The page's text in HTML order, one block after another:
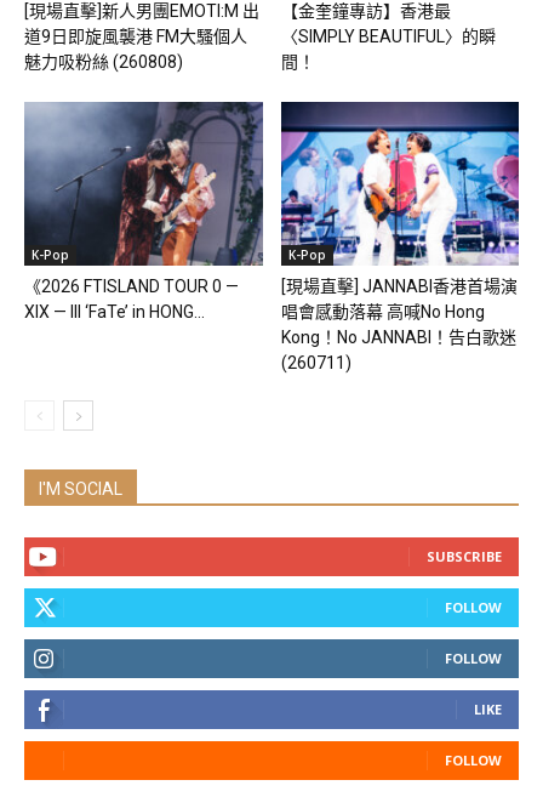
[現場直擊]新人男團EMOTI:M 出
道9日即旋風襲港 FM大騷個人
魅力吸粉絲 (260808)
【金奎鐘專訪】香港最
〈SIMPLY BEAUTIFUL〉的瞬
間！
K-Pop
《2026 FTISLAND TOUR 0 —
XIX — III ‘FaTe’ in HONG...
K-Pop
[現場直擊] JANNABI香港首場演
唱會感動落幕 高喊No Hong
Kong！No JANNABI！告白歌迷
(260711)
I'M SOCIAL
SUBSCRIBE
FOLLOW
FOLLOW
LIKE
FOLLOW